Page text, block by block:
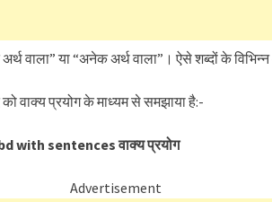
वाला” या “अनेक अर्थ वाला”। ऐसे शब्दों के
वाक्य प्रयोग के माध्यम से समझाया है:-
with sentences वाक्य प्रयोग
Advertisement